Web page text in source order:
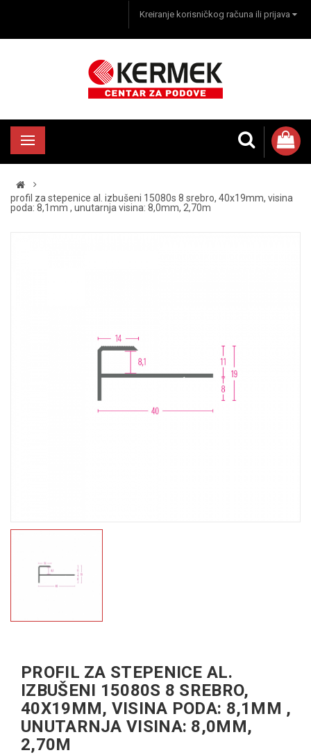
Kreiranje korisničkog računa ili prijava
profil za stepenice al. izbušeni 15080s 8 srebro, 40x19mm, visina
poda: 8,1mm , unutarnja visina: 8,0mm, 2,70m
PROFIL ZA STEPENICE AL.
IZBUŠENI 15080S 8 SREBRO,
40X19MM, VISINA PODA: 8,1MM ,
UNUTARNJA VISINA: 8,0MM,
2,70M